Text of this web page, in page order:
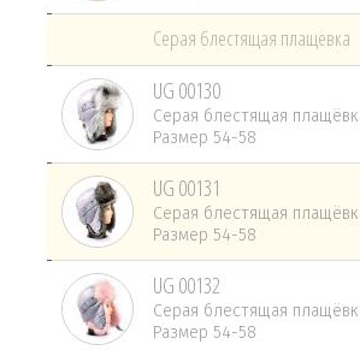
Серая блестящая плащёвка
UG 00130
Серая блестящая
Размер 54-58
UG 00131
Серая блестящая
Размер 54-58
UG 00132
Серая блестящая
Размер 54-58